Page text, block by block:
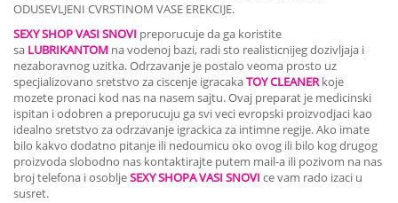
ODUSEVLJENI CVRSTINOM VASE EREKCIJE.
SEXY SHOP VASI SNOVI preporucuje da ga koristite
sa LUBRIKANTOM na vodenoj bazi, radi sto realisticnijeg dozivljaja i
nezaboravnog uzitka. Odrzavanje je postalo veoma prosto uz
specjializovano sretstvo za ciscenje igracakaTOY CLEANERkoje
mozete pronaci kod nas na nasem sajtu. Ovaj preparat je medicinski
ispitan i odobren a preporucuju ga svi veci evropski proizvodjaci kao
idealno sretstvo za odrzavanje igrackica za intimne regije. Ako imate
bilo kakvo dodatno pitanje ili nedoumicu oko ovog ili bilo kog drugog
proizvoda slobodno nas kontaktirajte putem mail-a ili pozivom na nas
broj telefona i osobljeSEXY SHOPA VASI SNOVI ce vam rado izaci u
susret.